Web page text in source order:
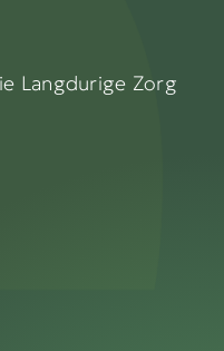
Langdurige Zorg